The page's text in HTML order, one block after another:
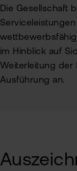
Die Gesellschaft
im Hinblick auf
Weiterleitung der
Ausführung an.